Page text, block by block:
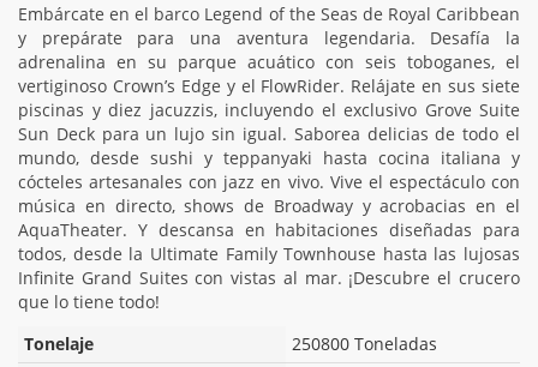
Embárcate en el barco Legend of the Seas de Royal Caribbean
y prepárate para una aventura legendaria. Desafía la
adrenalina en su parque acuático con seis toboganes, el
vertiginoso Crown’s Edge y el FlowRider. Relájate en sus siete
piscinas y diez jacuzzis, incluyendo el exclusivo Grove Suite
Sun Deck para un lujo sin igual. Saborea delicias de todo el
mundo, desde sushi y teppanyaki hasta cocina italiana y
cócteles artesanales con jazz en vivo. Vive el espectáculo con
música en directo, shows de Broadway y acrobacias en el
AquaTheater. Y descansa en habitaciones diseñadas para
todos, desde la Ultimate Family Townhouse hasta las lujosas
Infinite Grand Suites con vistas al mar. ¡Descubre el crucero
que lo tiene todo!
Tonelaje
250800 Toneladas